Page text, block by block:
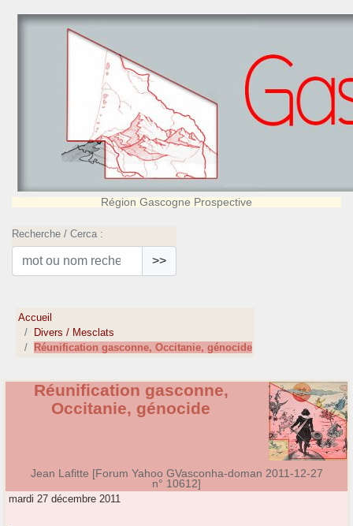
Région Gascogne Prospective
Recherche / Cerca :
>>
Accueil
Divers / Mesclats
Réunification gasconne, Occitanie, génocide
Réunification gasconne,
Occitanie, génocide
Jean Lafitte [Forum Yahoo GVasconha-doman 2011-12-27
n° 10612]
mardi 27 décembre 2011